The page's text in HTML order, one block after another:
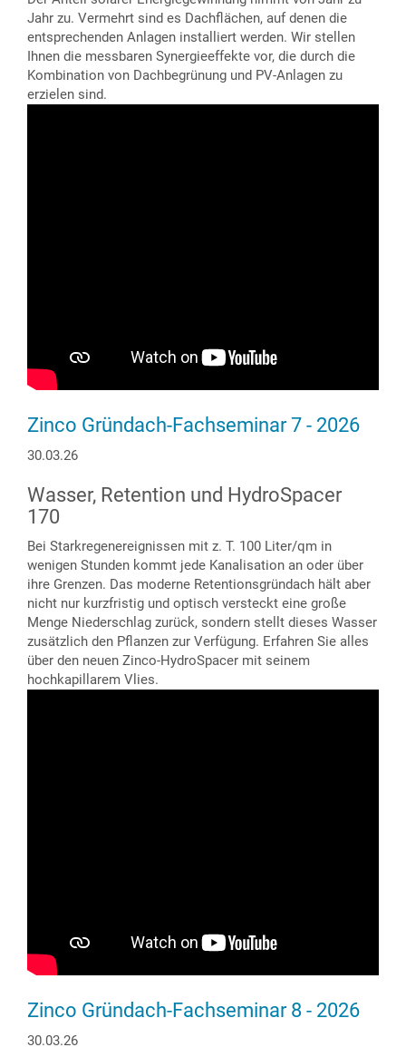
Jahr zu. Vermehrt sind es Dachflächen, auf denen die
entsprechenden Anlagen installiert werden. Wir stellen
Ihnen die messbaren Synergieeffekte vor, die durch die
Kombination von Dachbegrünung und PV-Anlagen zu
erzielen sind.
Zinco Gründach-Fachseminar 7 - 2026
30.03.26
Wasser, Retention und HydroSpacer
170
Bei Starkregenereignissen mit z. T. 100 Liter/qm in
wenigen Stunden kommt jede Kanalisation an oder über
ihre Grenzen. Das moderne Retentionsgründach hält aber
nicht nur kurzfristig und optisch versteckt eine große
Menge Niederschlag zurück, sondern stellt dieses Wasser
zusätzlich den Pflanzen zur Verfügung. Erfahren Sie alles
über den neuen Zinco-HydroSpacer mit seinem
hochkapillarem Vlies.
Zinco Gründach-Fachseminar 8 - 2026
30.03.26